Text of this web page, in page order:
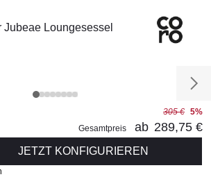
Loungesessel
305 € 5%
Gesamtpreis
ab 289,75 €
JETZT KONFIGURIEREN